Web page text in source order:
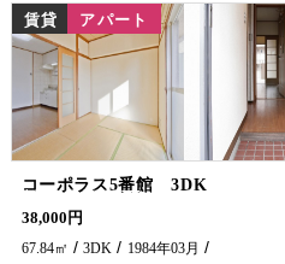
賃貸 アパート
コーポラス5番館 3DK
賃料大幅値下げ！敷金・礼金無し！連帯保証人不要！短期契約も歓迎です♪ スーパー・金融機関・市役所・飲食店等が近く便利な場所にあります♡ ※契約期間に条件あり 延岡市で賃貸物件・アパート・マンションをお探しなら、五ヶ瀬不動産へお問い合わせください！！
38,000円
67.84㎡
3DK 1984年03月